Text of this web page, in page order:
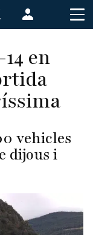
Menú
de
de
usuario
en
vehicles
dijous i